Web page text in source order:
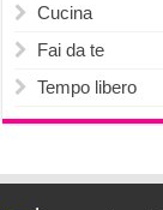
Cucina
Fai da te
Tempo libero